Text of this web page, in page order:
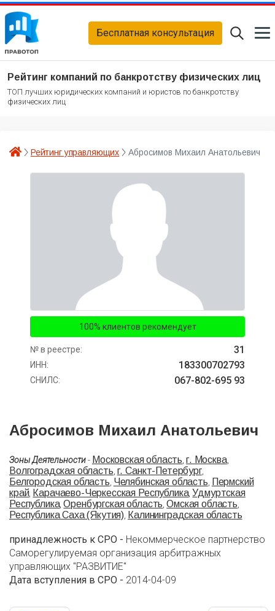
Бесплатная консультация
Рейтинг компаний по банкротству физических лиц
ТОП лучших юридических компаний и юристов по банкротству
физических лиц
Рейтинг управляющих Абросимов Михаил Анатольевич
100% клиентов рекомендует
№ в реестре: 31
ИНН: 183300702793
СНИЛС: 067-802-695 93
Абросимов Михаил Анатольевич
Зоны Деятельности- Московская область,г. Москва,
Волгоградская область, г. Санкт-Петербург,
Белгородская область, Челябинская область, Пермский
край, Карачаево-Черкесская Республика, Удмуртская
Республика,Оренбургская область,Омская область,
Республика Саха (Якутия), Калининградская область
принадлежность к СРО - Некоммерческое партнерство
Саморегулируемая организация арбитражных
управляющих "РАЗВИТИЕ"
Дата вступления в СРО - 2014-04-09